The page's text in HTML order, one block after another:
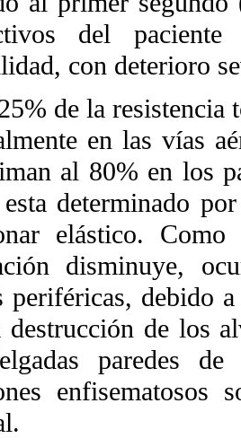
del
con deterioro
de la resistencia
en las vías
al 80% en los
determinado
elástico.
disminuye,
periféricas, debido
de los
paredes
enfisematosos